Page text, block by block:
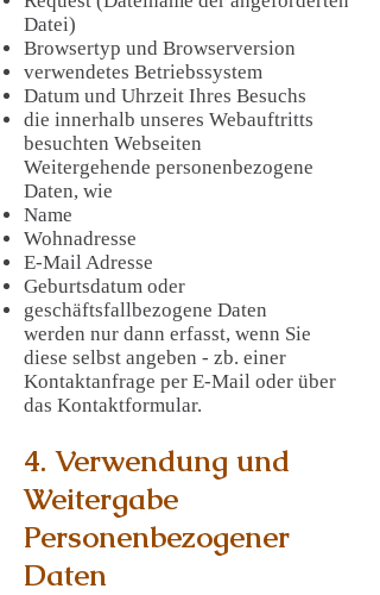
Datei)
Browsertyp und Browserversion
verwendetes Betriebssystem
Datum und Uhrzeit Ihres Besuchs
die innerhalb unseres Webauftritts
besuchten Webseiten
Weitergehende personenbezogene
Daten, wie
Name
Wohnadresse
E-Mail Adresse
Geburtsdatum oder
geschäftsfallbezogene Daten
werden nur dann erfasst, wenn Sie
diese selbst angeben - zb. einer
Kontaktanfrage per E-Mail oder über
das Kontaktformular.
4. Verwendung und
Weitergabe
Personenbezogener
Daten